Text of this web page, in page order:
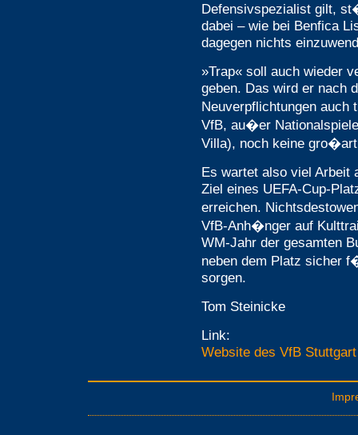
Defensivspezialist gilt,
dabei – wie bei Benfica
dagegen nichts
»Trap« soll auch wieder
geben. Das wird er nach
Neuverpflichtungen
VfB, au�er
Villa), noch keine
Es wartet also viel Arbeit
Ziel eines UEFA-Cup-
erreichen.
VfB-Anh�nger auf
WM-Jahr der gesamten
neben dem Platz sicher
sorgen.
Tom Steinicke
Link:
Website des VfB Stuttgart